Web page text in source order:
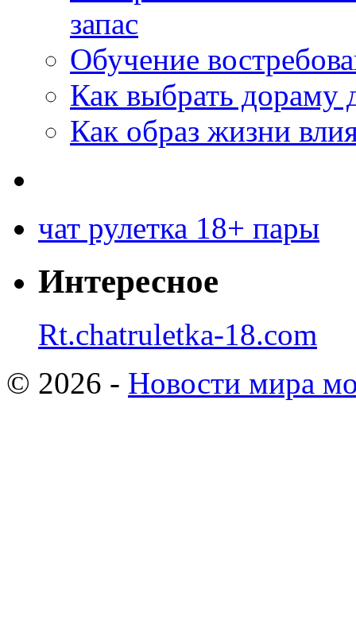
запас
Обучение
Как выбрать дораму
Как образ жизни
чат рулетка 18+ пары
Интересное
Rt.chatruletka-18.com
© 2026 - Новости мира